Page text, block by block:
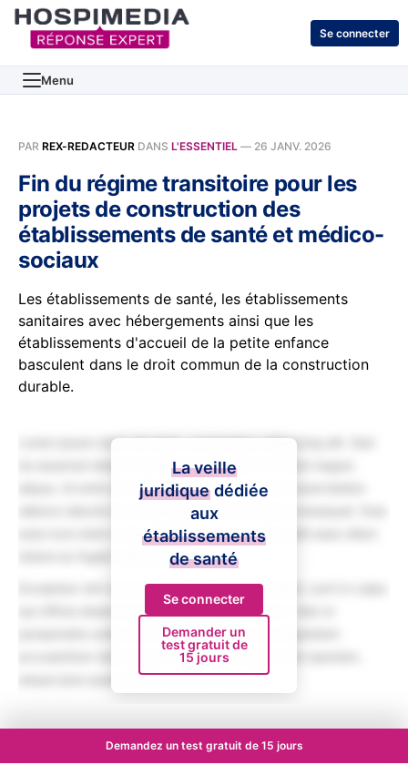
Se connecter
Menu
PAR REX-REDACTEUR DANS L'ESSENTIEL — 26 JANV. 2026
Fin du régime transitoire pour les
projets de construction des
établissements de santé et médico-
sociaux
Les établissements de santé, les établissements
sanitaires avec hébergements ainsi que les
établissements d'accueil de la petite enfance
basculent dans le droit commun de la construction
durable.
Lorem ipsum dolor sit amet, consectetur adipiscing elit. Sed
do eiusmod tempor incididunt ut labore et dolore magna
aliqua. Ut enim ad minim veniam, quis nostrud exercitation
ullamco laboris nisi ut aliquip ex ea commodo consequat. Duis
aute irure dolor in reprehenderit in voluptate velit esse cillum
dolore eu fugiat nulla pariatur.
Excepteur sint occaecat cupidatat non proident, sunt in culpa
qui officia deserunt mollit anim id est laborum. Sed ut
perspiciatis unde omnis iste natus error sit voluptatem
accusantium doloremque laudantium, totam rem aperiam,
eaque ipsa quae ab illo inventore veritatis.
La veille
juridique dédiée
aux
établissements
de santé
Se connecter
Demander un
test gratuit de
15 jours
Demandez un test gratuit de 15 jours